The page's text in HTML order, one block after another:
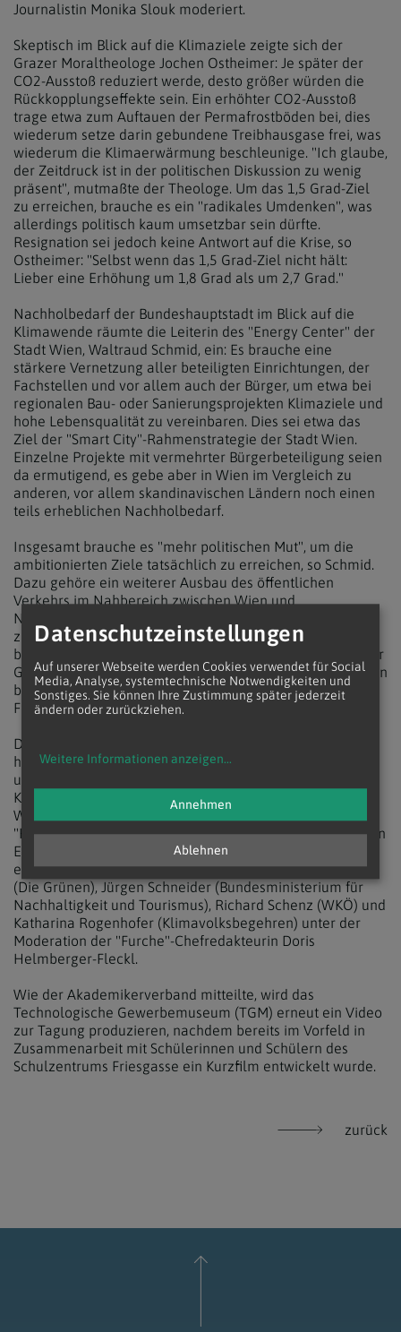
Journalistin Monika Slouk moderiert.
Skeptisch im Blick auf die Klimaziele zeigte sich der
Grazer Moraltheologe Jochen Ostheimer: Je später der
CO2-Ausstoß reduziert werde, desto größer würden die
Rückkopplungseffekte sein. Ein erhöhter CO2-Ausstoß
trage etwa zum Auftauen der Permafrostböden bei, dies
wiederum setze darin gebundene Treibhausgase frei, was
wiederum die Klimaerwärmung beschleunige. "Ich glaube,
der Zeitdruck ist in der politischen Diskussion zu wenig
präsent", mutmaßte der Theologe. Um das 1,5 Grad-Ziel
zu erreichen, brauche es ein "radikales Umdenken", was
allerdings politisch kaum umsetzbar sein dürfte.
Resignation sei jedoch keine Antwort auf die Krise, so
Ostheimer: "Selbst wenn das 1,5 Grad-Ziel nicht hält:
Lieber eine Erhöhung um 1,8 Grad als um 2,7 Grad."
Nachholbedarf der Bundeshauptstadt im Blick auf die
Klimawende räumte die Leiterin des "Energy Center" der
Stadt Wien, Waltraud Schmid, ein: Es brauche eine
stärkere Vernetzung aller beteiligten Einrichtungen, der
Fachstellen und vor allem auch der Bürger, um etwa bei
regionalen Bau- oder Sanierungsprojekten Klimaziele und
hohe Lebensqualität zu vereinbaren. Dies sei etwa das
Ziel der "Smart City"-Rahmenstrategie der Stadt Wien.
Einzelne Projekte mit vermehrter Bürgerbeteiligung seien
da ermutigend, es gebe aber in Wien im Vergleich zu
anderen, vor allem skandinavischen Ländern noch einen
teils erheblichen Nachholbedarf.
Insgesamt brauche es "mehr politischen Mut", um die
ambitionierten Ziele tatsächlich zu erreichen, so Schmid.
Dazu gehöre ein weiterer Ausbau des öffentlichen
Verkehrs im Nahbereich zwischen Wien und
Niederösterreich, um die wachsende Zahl an Pendlern
zum Umstieg vom Auto auf die öffentlichen Angebote zu
bewegen. Ebenso brauche es Innovationen im Bereich der
Gebäudesanierung, die Investition in Photovoltaik-Anlagen
bis hin zu einer Anpassung bei den öffentlichen
Förderungen.
Die Podiumsdiskussion stellte auch den Abschluss der
heurigen Herbsttagung des KAVÖ dar. Am Vortag hatten
u.a. Klimaexpertin Helga Kromp-Kolb, die Initiatorin des
Klimavolksbegehren Katharina Rogenhofer und
Wirtschaftsforscher Stefan Schleicher über das Thema
"Klimanotstand als Herausforderung für die Demokratie in
Europa" referiert und diskutiert. Der erste Tag endete
ebenfalls mit einer Podiumsdiskussion mit Thomas Waitz
(Die Grünen), Jürgen Schneider (Bundesministerium für
Nachhaltigkeit und Tourismus), Richard Schenz (WKÖ) und
Katharina Rogenhofer (Klimavolksbegehren) unter der
Moderation der "Furche"-Chefredakteurin Doris
Helmberger-Fleckl.
Wie der Akademikerverband mitteilte, wird das
Technologische Gewerbemuseum (TGM) erneut ein Video
zur Tagung produzieren, nachdem bereits im Vorfeld in
Zusammenarbeit mit Schülerinnen und Schülern des
Schulzentrums Friesgasse ein Kurzfilm entwickelt wurde.
zurück
Datenschutzeinstellungen
Auf unserer Webseite werden Cookies verwendet für Social
Media, Analyse, systemtechnische Notwendigkeiten und
Sonstiges. Sie können Ihre Zustimmung später jederzeit
ändern oder zurückziehen.
Weitere Informationen anzeigen...
Ablehnen
Annehmen